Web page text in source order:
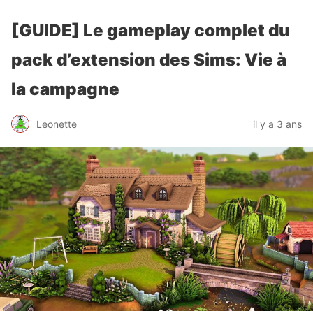
[GUIDE] Le gameplay complet du
pack d’extension des Sims: Vie à
la campagne
Leonette il y a 3 ans